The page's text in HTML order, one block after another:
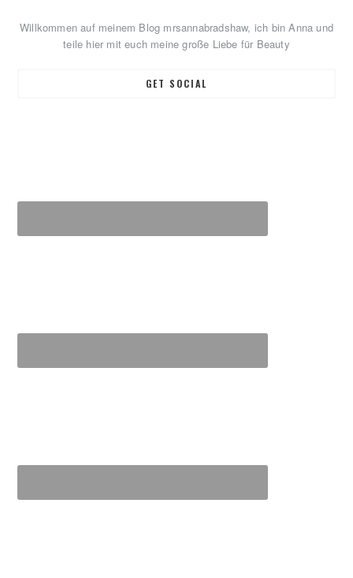
Sidebar
Willkommen auf meinem Blog mrsannabradshaw, ich bin Anna und
teile hier mit euch meine große Liebe für Beauty
GET SOCIAL